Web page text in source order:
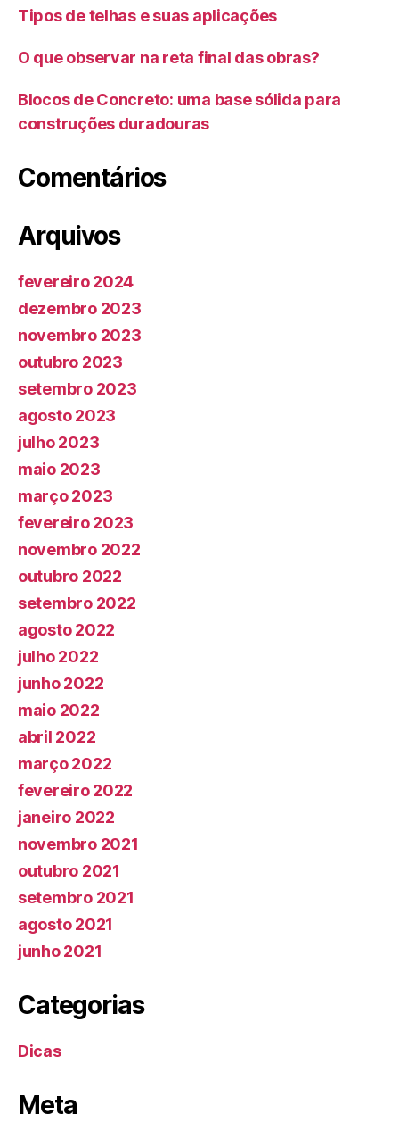
Tipos de telhas e suas aplicações
O que observar na reta final das obras?
Blocos de Concreto: uma base sólida para
construções duradouras
Comentários
Arquivos
fevereiro 2024
dezembro 2023
novembro 2023
outubro 2023
setembro 2023
agosto 2023
julho 2023
maio 2023
março 2023
fevereiro 2023
novembro 2022
outubro 2022
setembro 2022
agosto 2022
julho 2022
junho 2022
maio 2022
abril 2022
março 2022
fevereiro 2022
janeiro 2022
novembro 2021
outubro 2021
setembro 2021
agosto 2021
junho 2021
Categorias
Dicas
Meta